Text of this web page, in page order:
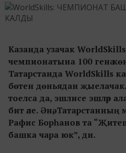
Казанда узачак
чемпионатына 100 генә
Татарстанда WorldSkills
бөтен дөньядан
тоелса да, эшлисе эшләр
бит әле. Әнә,
Рафис Борһанов та
башка чара юк”, ди.